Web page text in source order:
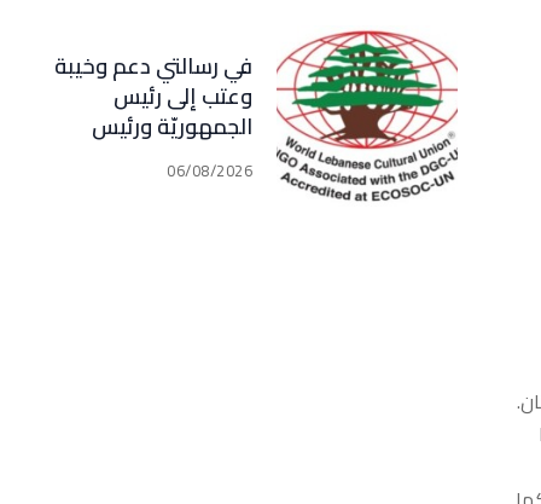
في رسالتي دعم وخيبة
وعتب إلى رئيس
الجمهوريّة ورئيس
مجلس الوزراء .. رئيس
الجامعة اللبنانية
06/08/2026